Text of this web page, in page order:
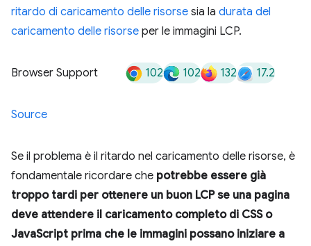
ritardo di caricamento delle risorse sia la durata del
caricamento delle risorse per le immagini LCP.
Browser Support 102 102 132 17.2
Source
Se il problema è il ritardo nel caricamento delle risorse, è
fondamentale ricordare che potrebbe essere già
troppo tardi per ottenere un buon LCP se una pagina
deve attendere il caricamento completo di CSS o
JavaScript prima che le immagini possano iniziare a